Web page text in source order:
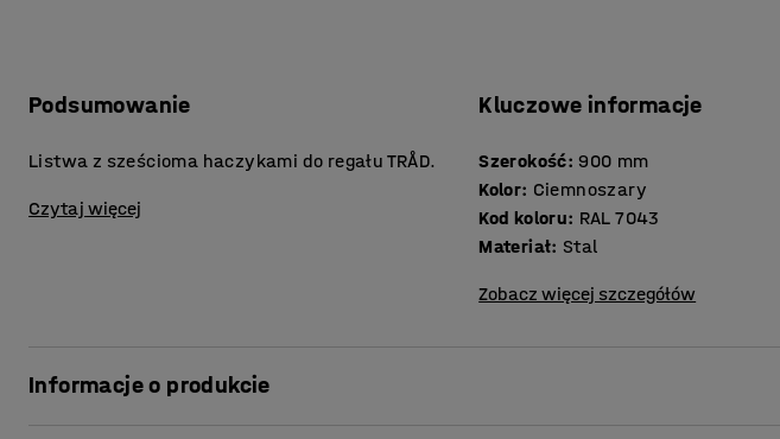
Podsumowanie
Listwa z sześcioma haczykami do regału TRÅD.
Czytaj więcej
Kluczowe informacje
Szerokość: 900 mm
Kolor: Ciemnoszary
Kod koloru: RAL 7043
Materiał: Stal
Zobacz więcej szczegółów
Informacje o produkcie